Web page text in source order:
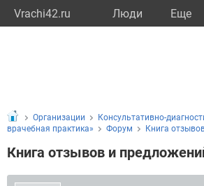
Vrachi42.ru Люди Eще
Организации
Консультативно-
врачебная практика»
Форум Книга
Книга отзывов и